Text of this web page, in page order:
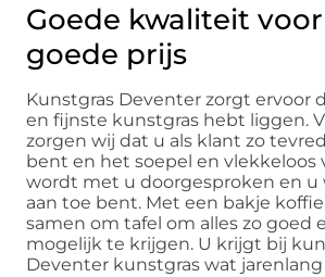
Goede kwaliteit
goede prijs
Kunstgras Deventer zorgt ervoor
en fijnste kunstgras hebt liggen.
zorgen wij dat u als klant zo
bent en het soepel en vlekkeloos
wordt met u doorgesproken en u
aan toe bent. Met een bakje
samen om tafel om alles zo goed
mogelijk te krijgen. U krijgt bij
Deventer kunstgras wat